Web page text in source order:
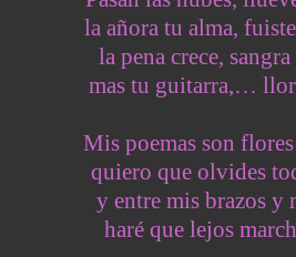
la añora tu alma,
la pena crece,
mas tu guitarra,…
Mis poemas son
quiero que olvides
y entre mis brazos y
haré que lejos